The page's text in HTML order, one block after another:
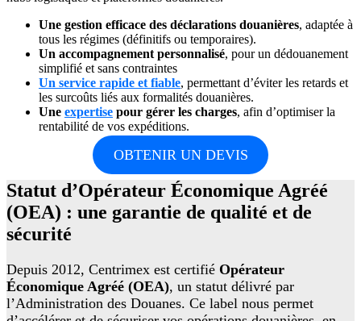
Une gestion efficace des déclarations douanières, adaptée à
tous les régimes (définitifs ou temporaires).
Un accompagnement personnalisé, pour un dédouanement
simplifié et sans contraintes
Un service rapide et fiable, permettant d’éviter les retards et
les surcoûts liés aux formalités douanières.
Une expertise pour gérer les charges, afin d’optimiser la
rentabilité de vos expéditions.
OBTENIR UN DEVIS
Statut d’Opérateur Économique Agréé
(OEA) : une garantie de qualité et de
sécurité
Depuis 2012, Centrimex est certifié Opérateur
Économique Agréé (OEA), un statut délivré par
l’Administration des Douanes. Ce label nous permet